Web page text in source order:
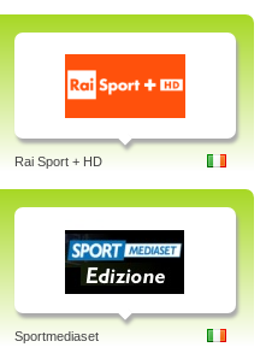
Rai Sport + HD
Sportmediaset